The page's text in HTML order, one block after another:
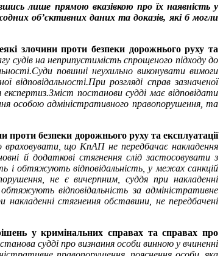
лише прямою вказівкою про їх наявність у
об’єктивних даних та доказів, які б могли
злочини проти безпеки дорожнього руху та
судів на неприпустимість спрощеного підходу до
Суди повинні неухильно виконувати вимоги
відповідальності.При розгляді справ зазначеної
експертиз.Зміст постанови судді має відповідати
особою адміністративного правопорушення, та
безпеки дорожнього руху та експлуатації
враховувати, що КпАП не передбачає накладення
й додаткові стягнення слід застосовувати з
і обтяжують відповідальність, у межах санкцій
не є вичерпним, суддя при накладенні
відповідальність за адміністративне
стягнення обставини, не передбачені
у кримінальних справах та справах про
судді про визнання особи винною у вчиненні